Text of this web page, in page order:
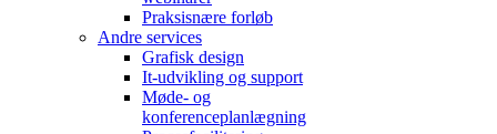
Praksisnære forløb
Andre services
Grafisk design
It-udvikling og support
Møde- og
konferenceplanlægning